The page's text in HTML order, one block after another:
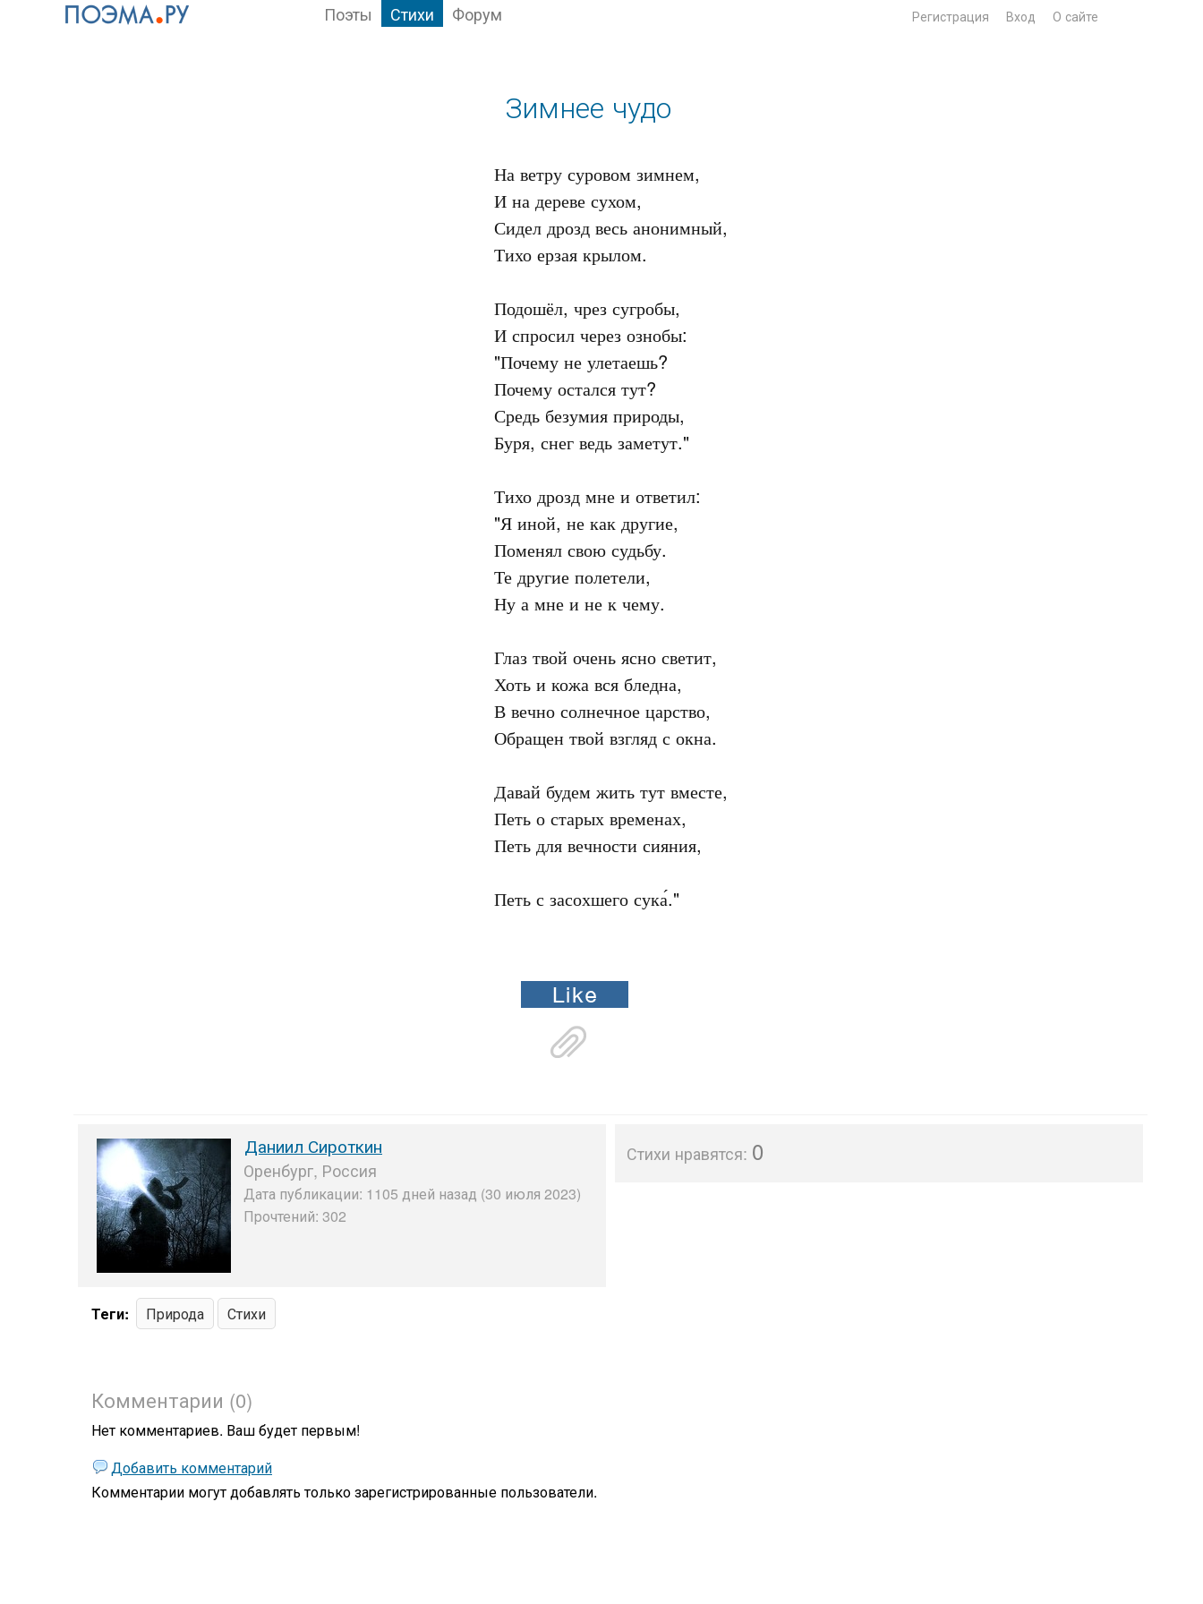
Поэты Стихи Форум Регистрация Вход О сайте
Зимнее чудо
На ветру суровом зимнем,
И на дереве сухом,
Сидел дрозд весь анонимный,
Тихо ерзая крылом.
Подошёл, чрез сугробы,
И спросил через ознобы:
"Почему не улетаешь?
Почему остался тут?
Средь безумия природы,
Буря, снег ведь заметут."
Тихо дрозд мне и ответил:
"Я иной, не как другие,
Поменял свою судьбу.
Те другие полетели,
Ну а мне и не к чему.
Глаз твой очень ясно светит,
Хоть и кожа вся бледна,
В вечно солнечное царство,
Обращен твой взгляд с окна.
Давай будем жить тут вместе,
Петь о старых временах,
Петь для вечности сияния,
Петь с засохшего сука́."
Даниил Сироткин
Оренбург, Россия
Дата публикации: 1105 дней назад (30 июля 2023)
Прочтений: 302
Стихи нравятся: 0
Теги: Природа Стихи
Комментарии (0)
Нет комментариев. Ваш будет первым!
Добавить комментарий
Комментарии могут добавлять толькозарегистрированные пользователи.